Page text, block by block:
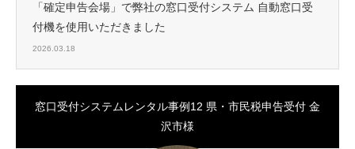
「確定申告会場」で弊社の窓口受付システム 自動窓口受
付機を使用いただきました
2026.03.18
窓口受付システムレンタル事例12 県・市民税申告受付 金
沢市様